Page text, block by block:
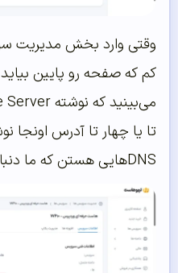
وقتی وارد بخش مدیریت
کم که صفحه رو پایین
تا یا چهار تا آدرس اونجا
DNSهایی هستن که ما دنبالشون بودیم.